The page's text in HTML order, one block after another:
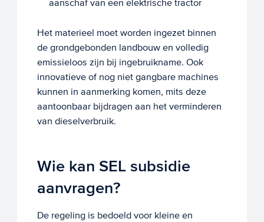
aanschaf van een elektrische tractor
Het materieel moet worden ingezet binnen
de grondgebonden landbouw en volledig
emissieloos zijn bij ingebruikname. Ook
innovatieve of nog niet gangbare machines
kunnen in aanmerking komen, mits deze
aantoonbaar bijdragen aan het verminderen
van dieselverbruik.
Wie kan SEL subsidie
aanvragen?
De regeling is bedoeld voor kleine en